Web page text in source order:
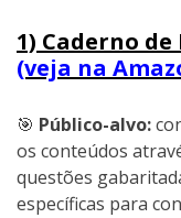
1) Caderno
(veja na
🎯 Público-alvo:
os conteúdos
questões
específicas para